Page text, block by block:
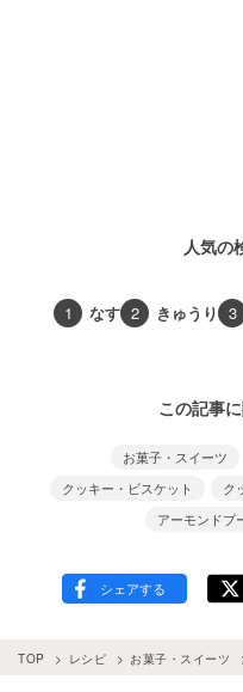
人気の
1 なす 2 きゅうり 3
この記事
お菓子・スイーツ
クッキー・ビスケット
ク
アーモンドプ
TOP レシピ お菓子・スイーツ